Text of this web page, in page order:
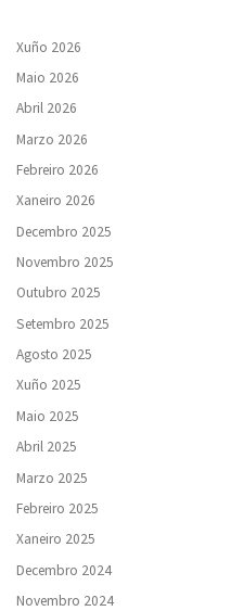
Xuño 2026
Maio 2026
Abril 2026
Marzo 2026
Febreiro 2026
Xaneiro 2026
Decembro 2025
Novembro 2025
Outubro 2025
Setembro 2025
Agosto 2025
Xuño 2025
Maio 2025
Abril 2025
Marzo 2025
Febreiro 2025
Xaneiro 2025
Decembro 2024
Novembro 2024